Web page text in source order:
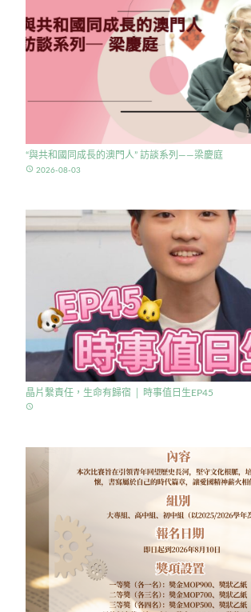
“與共和國同成長的澳門人” 訪談系列——梁慶庭
access_time 2026-08-03
晶片繫責任，生命有歸宿 │ 時事值日生EP45
access_time